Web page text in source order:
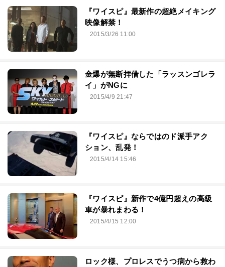
『ワイスピ』最新作の超絶メイキング
映像解禁！
2015/3/26 11:00
金爆が無断拝借した「ラッスンゴレラ
イ」がNGに
2015/4/9 21:47
『ワイスピ』ならではのド派手アク
ション、乱発！
2015/4/14 15:46
『ワイスピ』新作で4億円超えの高級
車が暴れまわる！
2015/4/15 12:00
ロック様、プロレスでうつ病から救わ